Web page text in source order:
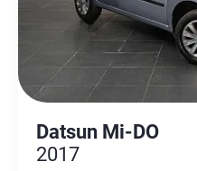
Datsun Mi-DO
2017